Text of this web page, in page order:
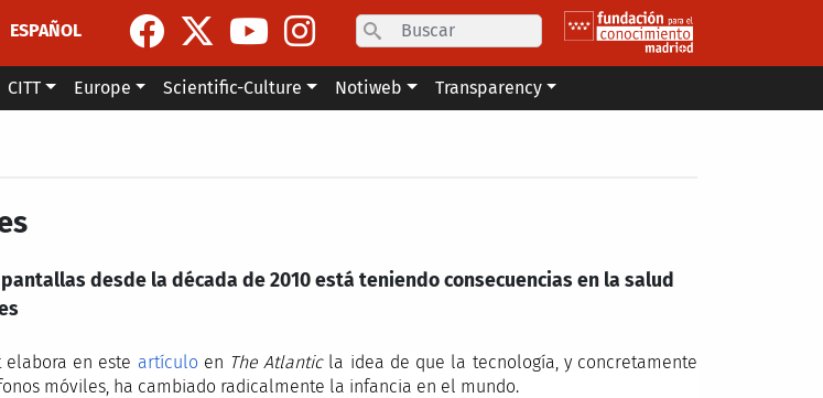
ESPAÑOL
Search
CITT Europe Scientific-Culture Notiweb Transparency
desde la década de 2010 está teniendo consecuencias en la salud
elabora en este artículo en The Atlanticla idea de que la tecnología, y concretamente
móviles, ha cambiado radicalmente la infancia en el mundo.